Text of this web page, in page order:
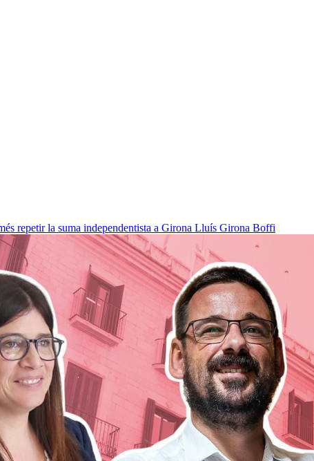
repetir la suma independentista a Girona Lluís Girona Boffi